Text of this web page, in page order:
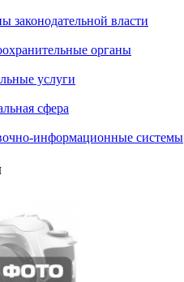
законодательной власти
органы
услуги
сфера
информационные системы